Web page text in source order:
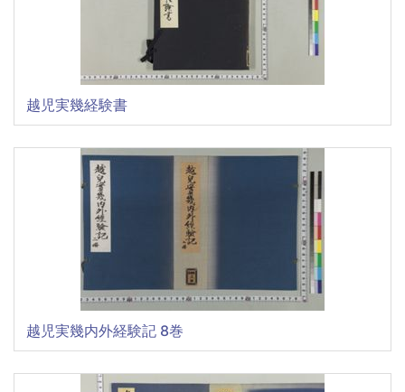
越児実幾経験書
越児実幾内外経験記 8巻